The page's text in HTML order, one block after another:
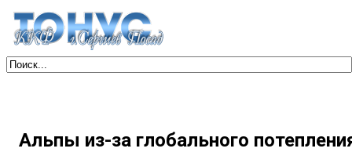
Альпы из-за глобального